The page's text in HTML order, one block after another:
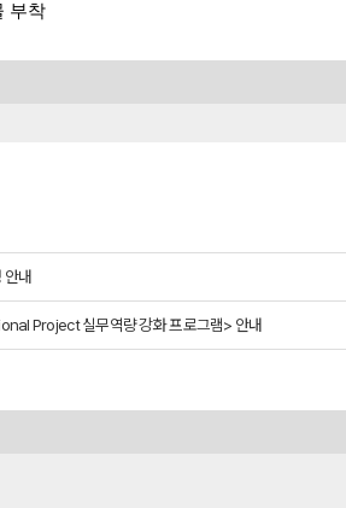
부착
안내
Project 실무역량 강화 프로그램> 안내